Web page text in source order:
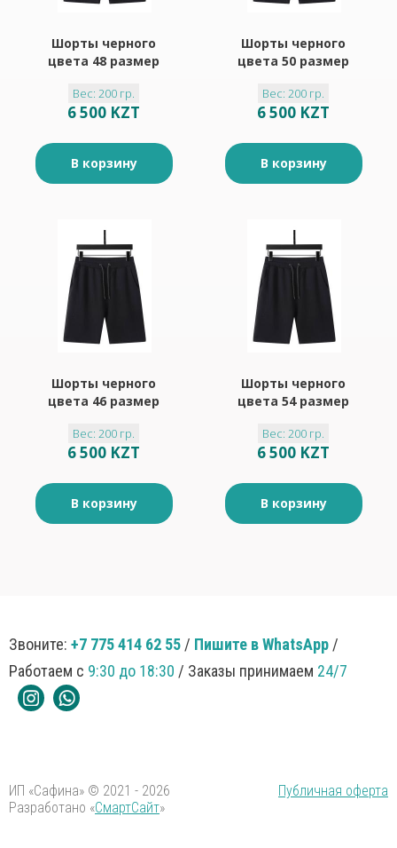
Шорты черного
цвета 48 размер
Вес: 200 гр.
6 500 KZT
В корзину
Шорты черного
цвета 50 размер
Вес: 200 гр.
6 500 KZT
В корзину
Шорты черного
цвета 46 размер
Вес: 200 гр.
6 500 KZT
В корзину
Шорты черного
цвета 54 размер
Вес: 200 гр.
6 500 KZT
В корзину
Звоните: +7 775 414 62 55 / Пишите в WhatsApp /
Работаем с 9:30 до 18:30 / Заказы принимаем 24/7
ИП «Сафина» © 2021 - 2026
Публичная оферта
Разработано «СмартСайт»